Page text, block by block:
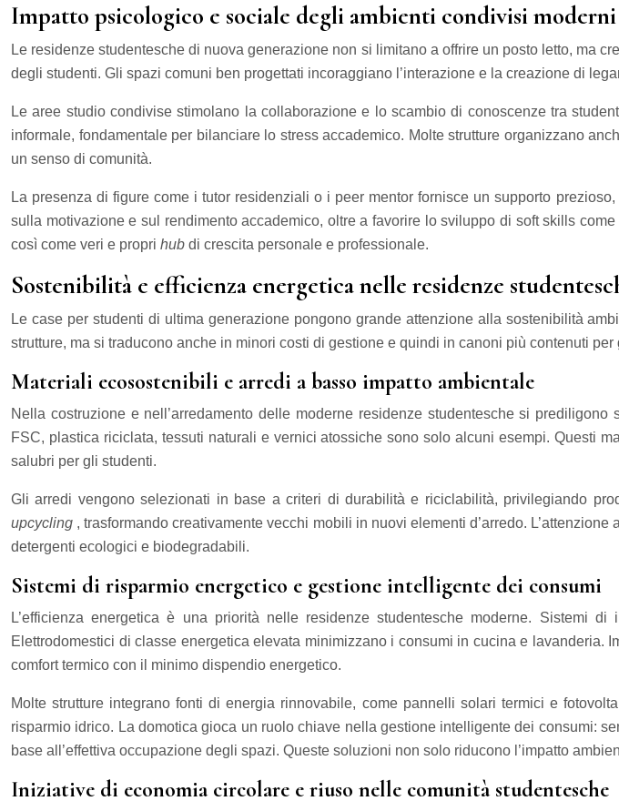
Impatto psicologico e sociale degli ambienti condivisi moderni
Le residenze studentesche di nuova generazione non si limitano a offrire un posto letto, ma
degli studenti. Gli spazi comuni ben progettati incoraggiano l’interazione e la creazione di
Le aree studio condivise stimolano la collaborazione e lo scambio di conoscenze tra
informale, fondamentale per bilanciare lo stress accademico. Molte strutture organizzano
un senso di comunità.
La presenza di figure come i tutor residenziali o i peer mentor fornisce un supporto
sulla motivazione e sul rendimento accademico, oltre a favorire lo sviluppo di soft skills
così come veri e propri hub di crescita personale e professionale.
Sostenibilità e efficienza energetica nelle residenze
Le case per studenti di ultima generazione pongono grande attenzione alla sostenibilità
strutture, ma si traducono anche in minori costi di gestione e quindi in canoni più contenuti
Materiali ecosostenibili e arredi a basso impatto ambientale
Nella costruzione e nell’arredamento delle moderne residenze studentesche si
FSC, plastica riciclata, tessuti naturali e vernici atossiche sono solo alcuni esempi. Questi
salubri per gli studenti.
Gli arredi vengono selezionati in base a criteri di durabilità e riciclabilità, privilegiando
upcycling , trasformando creativamente vecchi mobili in nuovi elementi d’arredo.
detergenti ecologici e biodegradabili.
Sistemi di risparmio energetico e gestione intelligente dei consumi
L’efficienza energetica è una priorità nelle residenze studentesche moderne. Sistemi
Elettrodomestici di classe energetica elevata minimizzano i consumi in cucina e
comfort termico con il minimo dispendio energetico.
Molte strutture integrano fonti di energia rinnovabile, come pannelli solari termici e
risparmio idrico. La domotica gioca un ruolo chiave nella gestione intelligente dei consumi:
base all’effettiva occupazione degli spazi. Queste soluzioni non solo riducono l’impatto
Iniziative di economia circolare e riuso nelle comunità studentesche